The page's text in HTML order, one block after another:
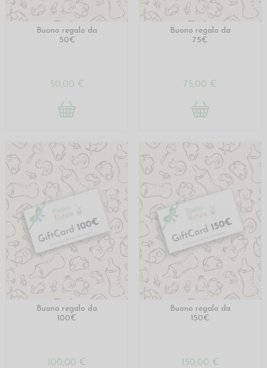
Buono regalo da
50€
50,00 €
Buono regalo da
75€
75,00 €
Buono regalo da
100€
100,00 €
Buono regalo da
150€
150,00 €